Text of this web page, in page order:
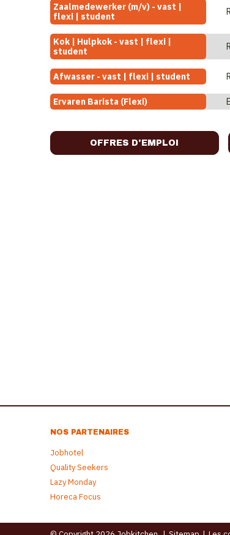
Zaalmedewerker (m/v) - vast |
flexi | student
Kok | Hulpkok - vast | flexi |
student
Afwasser - vast | flexi | student
Ervaren Barista (Flexi)
OFFRES D'EMPLOI
NOS PARTENAIRES
Jobhotel
Quality Seekers
Lazy Monday
Horeca Focus